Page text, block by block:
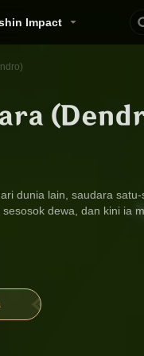
Impact
dunia lain, saudara
dewa, dan kini ia